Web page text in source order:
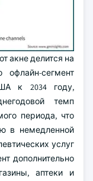
акне делится на
сегмент
к 2034 году,
темп
периода, что
в немедленной
услуг
дополнительно
аптеки и